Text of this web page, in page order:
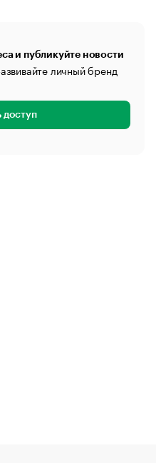
и публикуйте новости
личный бренд
доступ